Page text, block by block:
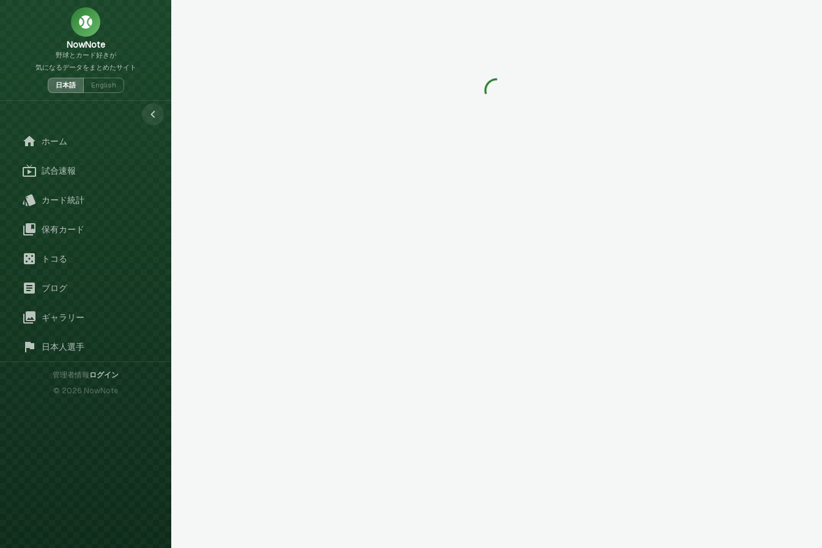
NowNote
野球とカード好きが
気になるデータをまとめたサイト
日本語 English
ホーム
試合速報
カード統計
保有カード
トコる
ブログ
ギャラリー
日本人選手
管理者情報 ログイン
© 2026 NowNote